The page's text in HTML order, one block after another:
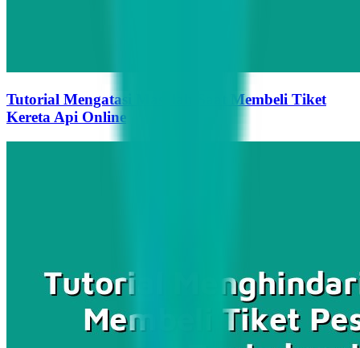
Tutorial Mengatasi Masalah Saat Membeli Tiket
Kereta Api Online